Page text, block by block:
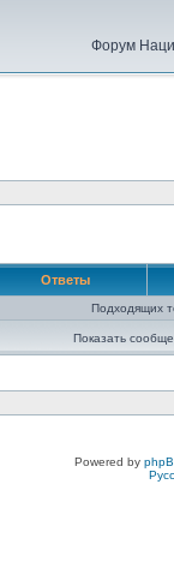
Форум
Ответы
Подходящих
Показать
Powered by